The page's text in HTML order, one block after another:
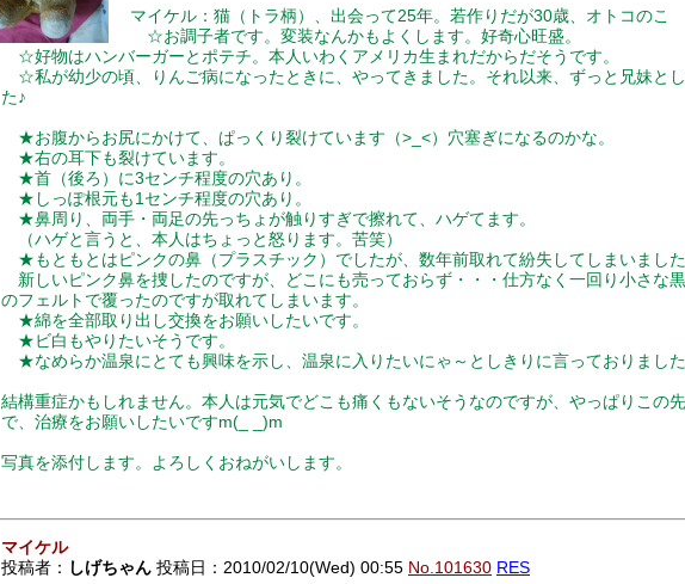
マイケル：猫（トラ柄）、出会って25年。若作りだが30歳、オトコのこ
☆お調子者です。変装なんかもよくします。好奇心旺盛。
☆好物はハンバーガーとポテチ。本人いわくアメリカ生まれだからだそうです。
☆私が幼少の頃、りんご病になったときに、やってきました。それ以来、ずっと兄妹と
た♪
★お腹からお尻にかけて、ぱっくり裂けています（>_<）穴塞ぎになるのかな。
★右の耳下も裂けています。
★首（後ろ）に3センチ程度の穴あり。
★しっぽ根元も1センチ程度の穴あり。
★鼻周り、両手・両足の先っちょが触りすぎで擦れて、ハゲてます。
（ハゲと言うと、本人はちょっと怒ります。苦笑）
★もともとはピンクの鼻（プラスチック）でしたが、数年前取れて紛失してしまいました
新しいピンク鼻を捜したのですが、どこにも売っておらず・・・仕方なく一回り小さな
のフェルトで覆ったのですが取れてしまいます。
★綿を全部取り出し交換をお願いしたいです。
★ビ白もやりたいそうです。
★なめらか温泉にとても興味を示し、温泉に入りたいにゃ～としきりに言っておりました
結構重症かもしれません。本人は元気でどこも痛くもないそうなのですが、やっぱりこの
で、治療をお願いしたいですm(_ _)m
写真を添付します。よろしくおねがいします。
マイケル
投稿者： しげちゃん 投稿日：2010/02/10(Wed) 00:55 No.101630 RES